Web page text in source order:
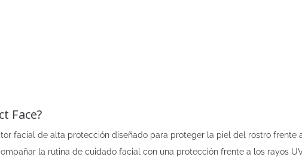
Face?
facial de alta protección diseñado para proteger la piel del rostro frente
la rutina de cuidado facial con una protección frente a los rayos